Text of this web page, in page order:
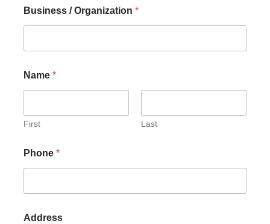
Business / Organization *
Name *
First Last
Phone *
Address